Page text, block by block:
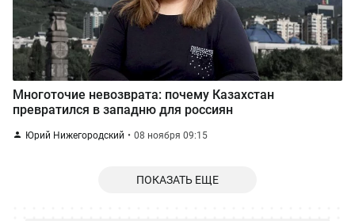
Многоточие невозврата: почему Казахстан
превратился в западню для россиян
Юрий Нижегородский 08 ноября 09:15
ПОКАЗАТЬ ЕЩЕ